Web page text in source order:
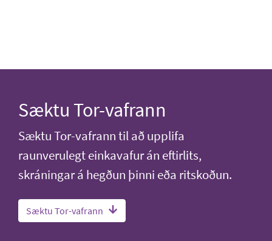
Sæktu Tor-vafrann
Sæktu Tor-vafrann til að upplifa
raunverulegt einkavafur án eftirlits,
skráningar á hegðun þinni eða ritskoðun.
Sæktu Tor-vafrann